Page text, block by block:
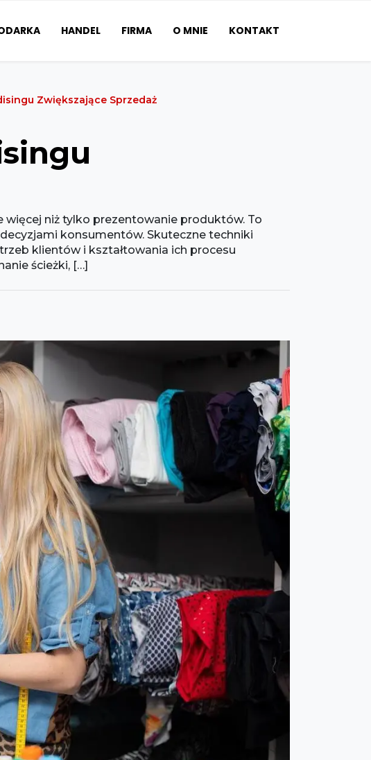
HANDEL FIRMA O MNIE KONTAKT
Zwiększające Sprzedaż
niż tylko prezentowanie produktów. To
konsumentów. Skuteczne techniki
klientów i kształtowania ich procesu
ścieżki, […]